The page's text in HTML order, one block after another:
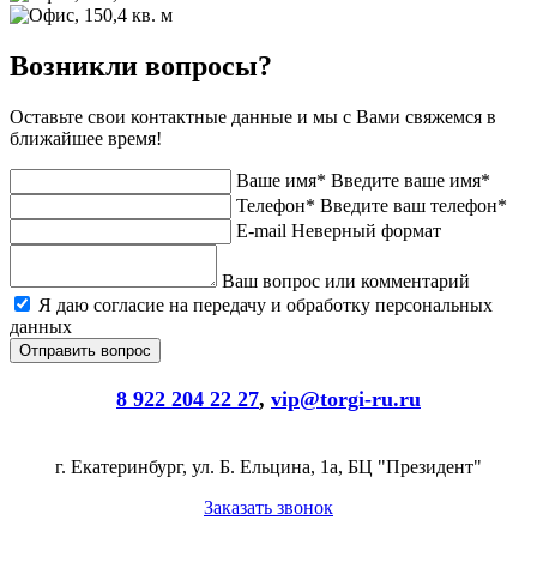
Возникли вопросы?
Оставьте свои контактные данные и мы с Вами свяжемся в
ближайшее время!
Ваше имя* Введите ваше имя*
Телефон* Введите ваш телефон*
E-mail Неверный формат
Ваш вопрос или комментарий
Я даю согласие на передачу и обработку персональных
данных
8 922 204 22 27, vip@torgi-ru.ru
г. Екатеринбург, ул. Б. Ельцина, 1а, БЦ "Президент"
Заказать звонок